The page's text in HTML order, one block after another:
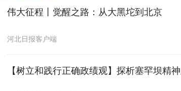
伟大征程丨觉醒之路：从大黑坨到北京
河北日报客户端
【树立和践行正确政绩观】探析塞罕坝精